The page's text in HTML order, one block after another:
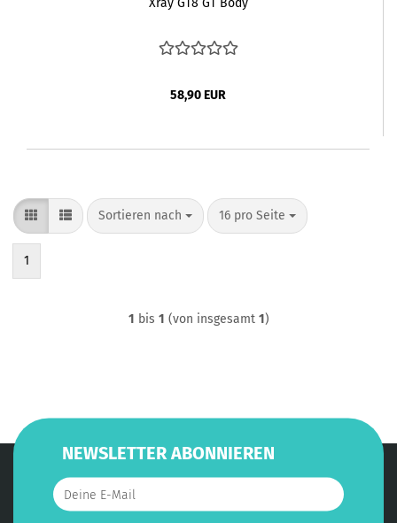
Xray GT8 GT Body
58,90 EUR
Sortieren nach
Sortieren nach 16 pro Seite
pro Seite
1
1 bis 1 (von insgesamt 1)
NEWSLETTER ABONNIEREN